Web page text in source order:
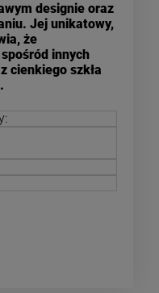
designie oraz
Jej unikatowy,
że
innych
cienkiego szkła